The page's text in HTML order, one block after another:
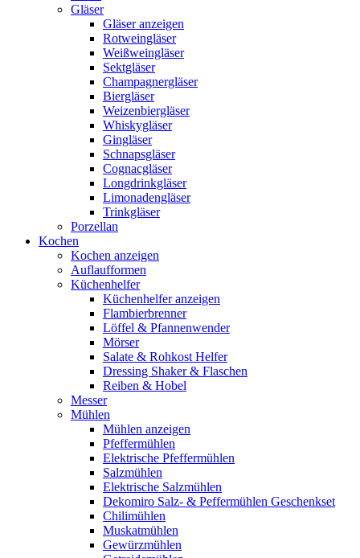
Gläser
Gläser anzeigen
Rotweingläser
Weißweingläser
Sektgläser
Champagnergläser
Biergläser
Weizenbiergläser
Whiskygläser
Gingläser
Schnapsgläser
Cognacgläser
Longdrinkgläser
Limonadengläser
Trinkgläser
Porzellan
Kochen
Kochen anzeigen
Auflaufformen
Küchenhelfer
Küchenhelfer anzeigen
Flambierbrenner
Löffel & Pfannenwender
Mörser
Salate & Rohkost Helfer
Dressing Shaker & Flaschen
Reiben & Hobel
Messer
Mühlen
Mühlen anzeigen
Pfeffermühlen
Elektrische Pfeffermühlen
Salzmühlen
Elektrische Salzmühlen
Dekomiro Salz- & Peffermühlen Geschenkset
Chilimühlen
Muskatmühlen
Gewürzmühlen